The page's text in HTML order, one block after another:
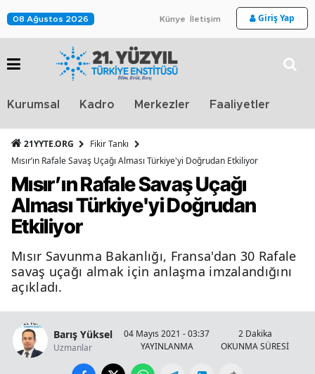
08 Ağustos 2026 Künye İletişim Giriş Yap
Kurumsal Kadro Merkezler Faaliyetler
21YYTE.ORG
Fikir Tankı
Mısır’ın Rafale Savaş Uçağı Alması Türkiye'yi Doğrudan Etkiliyor
Mısır’ın Rafale Savaş Uçağı
Alması Türkiye'yi Doğrudan
Etkiliyor
Mısır Savunma Bakanlığı, Fransa'dan 30 Rafale
savaş uçağı almak için anlaşma imzalandığını
açıkladı.
Barış Yüksel
Uzmanlar
04 Mayıs 2021 - 03:37
YAYINLANMA
2 Dakika
OKUNMA SÜRESİ